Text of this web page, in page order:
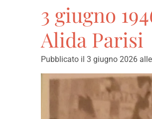
3 giugno
Alida Parisi
Pubblicato il 3 giugno 2026